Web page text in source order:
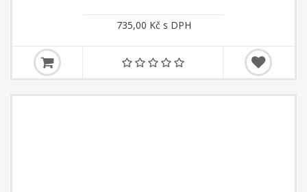
735,00 Kč s DPH